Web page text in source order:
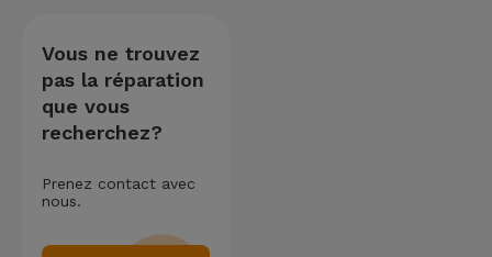
Vous ne trouvez
pas la réparation
que vous
recherchez?
Prenez contact avec
nous.